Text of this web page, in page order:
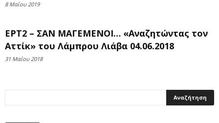
8 Μαΐου 2019
ΕΡΤ2 – ΣΑΝ ΜΑΓΕΜΕΝΟΙ… «Αναζητώντας τον
Αττίκ» του Λάμπρου Λιάβα 04.06.2018
31 Μαΐου 2018